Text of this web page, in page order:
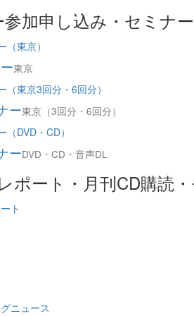
加申し込み・セミナ
東京
ー東京（3回分・6回分）
ーDVD・CD・音声DL
ポート・月刊CD購読